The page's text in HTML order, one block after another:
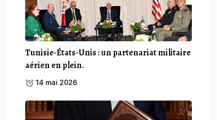
Tunisie-États-Unis : un partenariat militaire
aérien en plein.
14 mai 2026